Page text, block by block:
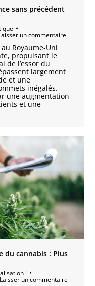
sans précédent
un commentaire
Royaume-Uni
propulsant le
de l’essor du
largement
et une
inégalés.
une augmentation
et une
du cannabis : Plus
!
Laisser un commentaire